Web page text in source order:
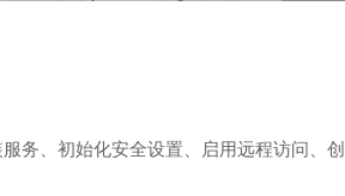
务、初始化安全设置、启用远程访问、创